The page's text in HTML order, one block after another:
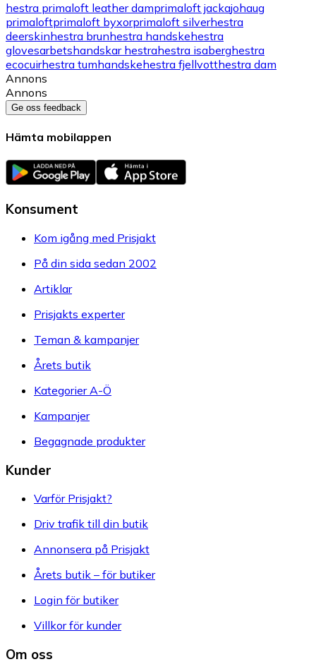
hestra primaloft leather damprimaloft jackajohaug
primaloftprimaloft byxorprimaloft silverhestra
deerskinhestra brunhestra handskehestra
glovesarbetshandskar hestrahestra isaberghestra
ecocuirhestra tumhandskehestra fjellvotthestra dam
Annons
Annons
Ge oss feedback
Hämta mobilappen
Konsument
Kom igång med Prisjakt
På din sida sedan 2002
Artiklar
Prisjakts experter
Teman & kampanjer
Årets butik
Kategorier A-Ö
Kampanjer
Begagnade produkter
Kunder
Varför Prisjakt?
Driv trafik till din butik
Annonsera på Prisjakt
Årets butik – för butiker
Login för butiker
Villkor för kunder
Om oss